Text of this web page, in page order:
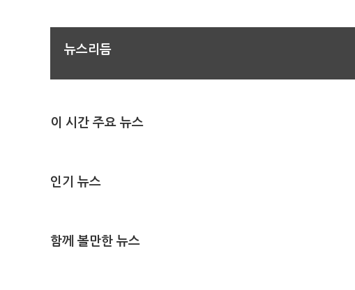
뉴스리듬
이 시간 주요 뉴스
인기 뉴스
함께 볼만한 뉴스